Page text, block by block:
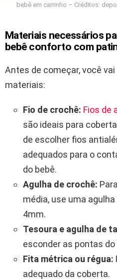
bebê em carrinho – Créditos:
Materiais necessários
bebê conforto com
Antes de começar, você
materiais:
Fio de crochê: Fios de
são ideais para
de escolher fios
adequados para o
do bebê.
Agulha de crochê:
média, use uma
4mm.
Tesoura e agulha de
esconder as pontas
Fita métrica ou régua:
adequado da coberta.